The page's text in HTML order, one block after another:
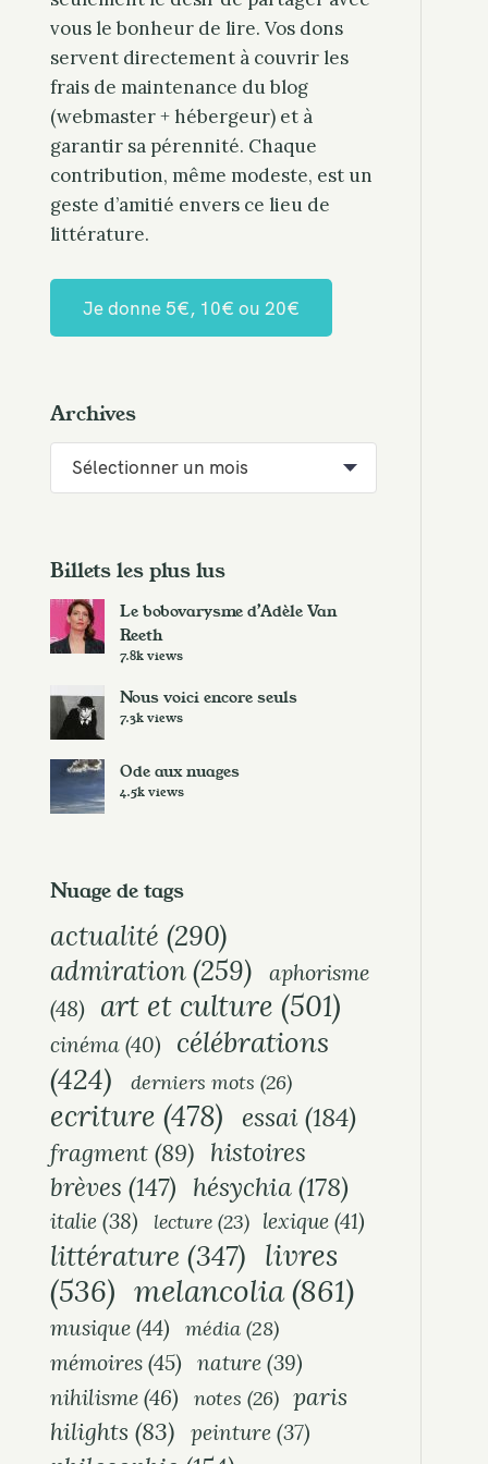
vous le bonheur de lire. Vos dons
servent directement à couvrir les
frais de maintenance du blog
(webmaster + hébergeur) et à
garantir sa pérennité. Chaque
contribution, même modeste, est un
geste d’amitié envers ce lieu de
littérature.
Je donne 5€, 10€ ou 20€
Archives
i
s
Billets les plus lus
Le bobovarysme d’Adèle Van
Reeth
7.8k views
Nous voici encore seuls
7.3k views
Ode aux nuages
4.5k views
Nuage de tags
actualité (290)
admiration(259)
aphorisme
(48) art et culture (501)
cinéma (40)
célébrations
(424)
derniers mots (26)
ecriture (478) essai (184)
fragment (89) histoires
brèves (147) hésychia (178)
italie (38) lecture(23) lexique (41)
littérature (347) livres
(536) melancolia(861)
musique (44) média(28)
mémoires (45) nature(39)
nihilisme (46) notes (26) paris
hilights (83) peinture(37)